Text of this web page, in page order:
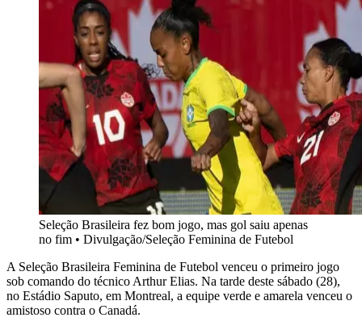
Seleção Brasileira fez bom jogo, mas gol saiu apenas
no fim • Divulgação/Seleção Feminina de Futebol
A Seleção Brasileira Feminina de Futebol venceu o primeiro jogo
sob comando do técnico Arthur Elias. Na tarde deste sábado (28),
no Estádio Saputo, em Montreal, a equipe verde e amarela venceu o
amistoso contra o Canadá.